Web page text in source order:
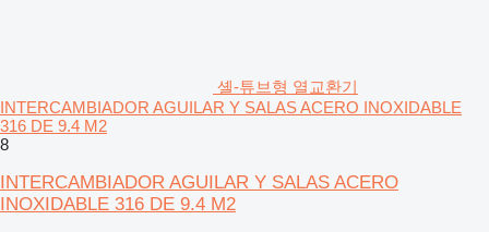
셸-튜브형 열교환기
INTERCAMBIADOR AGUILAR Y SALAS ACERO INOXIDABLE
316 DE 9.4 M2
8
INTERCAMBIADOR AGUILAR Y SALAS ACERO
INOXIDABLE 316 DE 9.4 M2